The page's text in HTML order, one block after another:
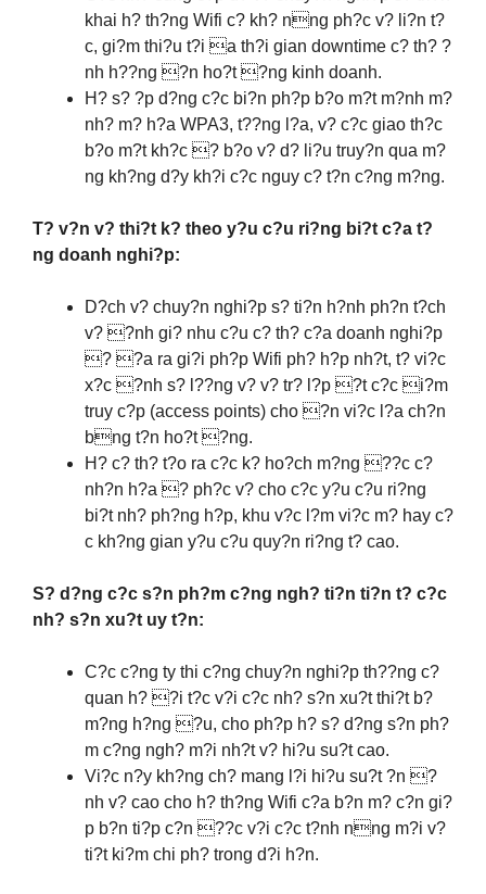
khai h? th?ng Wifi c? kh? nng ph?c v? li?n t?
c, gi?m thi?u t?i a th?i gian downtime c? th? ?
nh h??ng ?n ho?t ?ng kinh doanh.
H? s? ?p d?ng c?c bi?n ph?p b?o m?t m?nh m?
nh? m? h?a WPA3, t??ng l?a, v? c?c giao th?c
b?o m?t kh?c ? b?o v? d? li?u truy?n qua m?
ng kh?ng d?y kh?i c?c nguy c? t?n c?ng m?ng.
T? v?n v? thi?t k? theo y?u c?u ri?ng bi?t c?a t?
ng doanh nghi?p:
D?ch v? chuy?n nghi?p s? ti?n h?nh ph?n t?ch
v? ?nh gi? nhu c?u c? th? c?a doanh nghi?p
? ?a ra gi?i ph?p Wifi ph? h?p nh?t, t? vi?c
x?c ?nh s? l??ng v? v? tr? l?p ?t c?c i?m
truy c?p (access points) cho ?n vi?c l?a ch?n
bng t?n ho?t ?ng.
H? c? th? t?o ra c?c k? ho?ch m?ng ??c c?
nh?n h?a ? ph?c v? cho c?c y?u c?u ri?ng
bi?t nh? ph?ng h?p, khu v?c l?m vi?c m? hay c?
c kh?ng gian y?u c?u quy?n ri?ng t? cao.
S? d?ng c?c s?n ph?m c?ng ngh? ti?n ti?n t? c?c
nh? s?n xu?t uy t?n:
C?c c?ng ty thi c?ng chuy?n nghi?p th??ng c?
quan h? ?i t?c v?i c?c nh? s?n xu?t thi?t b?
m?ng h?ng ?u, cho ph?p h? s? d?ng s?n ph?
m c?ng ngh? m?i nh?t v? hi?u su?t cao.
Vi?c n?y kh?ng ch? mang l?i hi?u su?t ?n ?
nh v? cao cho h? th?ng Wifi c?a b?n m? c?n gi?
p b?n ti?p c?n ??c v?i c?c t?nh nng m?i v?
ti?t ki?m chi ph? trong d?i h?n.